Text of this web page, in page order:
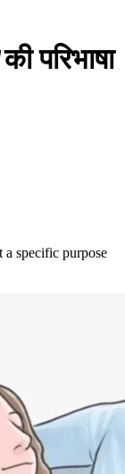
परिभाषा
a specific purpose